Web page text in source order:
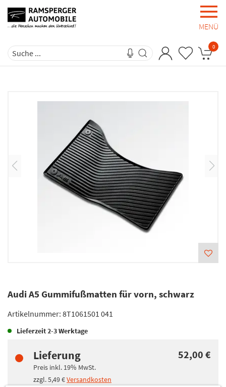
MENÜ
0
Audi A5 Gummifußmatten für vorn, schwarz
Artikelnummer: 8T1061501 041
Lieferzeit2-3 Werktage
Lieferung
Preis inkl. 19% MwSt.
zzgl.5,49 €Versandkosten
52,00 €